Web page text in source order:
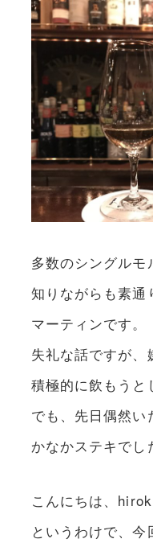
多数のシングル
知りながらも素通
マーティンです。
失礼な話ですが、
積極的に飲もうと
でも、先日偶然
かなかステキでし
こんにちは、hiroki
というわけで、